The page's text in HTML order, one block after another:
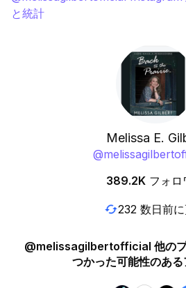
と統計
Melissa E.
@
389.2K フォロ
232 数日前
@melissagilbertofficial 他のプ
つかった可能性のある